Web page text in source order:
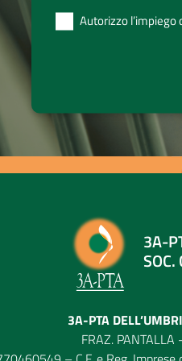
Autorizzo
3A-
SOC.
3A-PTA
FRAZ.